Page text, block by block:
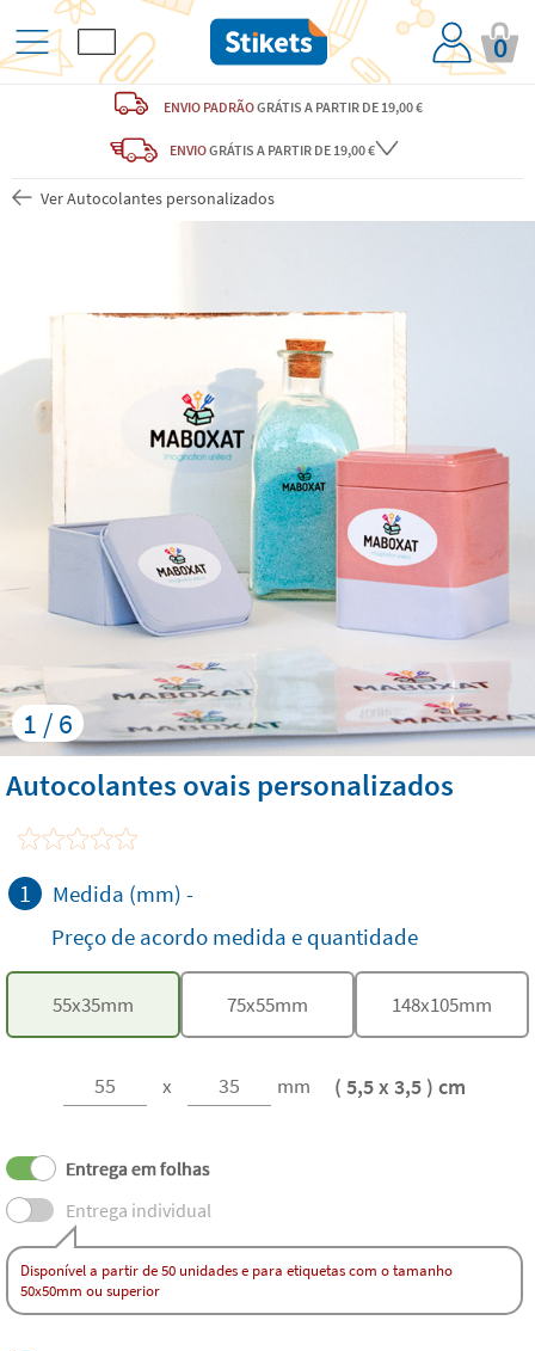
0
ENVIO PADRÃOGRÁTIS A PARTIR DE 19,00 €
ENVIOGRÁTIS A PARTIR DE 19,00 €
Ver Autocolantes personalizados
1 / 6
Autocolantes ovais personalizados
1 Medida (mm) -
Preço de acordo medida e quantidade
55x35mm 75x55mm 148x105mm
x mm ( 5,5 x 3,5 ) cm
Entrega em folhas
Entrega individual
Disponível a partir de 50 unidades e para etiquetas com o tamanho
50x50mm ou superior